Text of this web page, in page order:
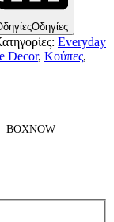
Οδηγίες
Everyday
Decor, Κούπες,
| BOXNOW